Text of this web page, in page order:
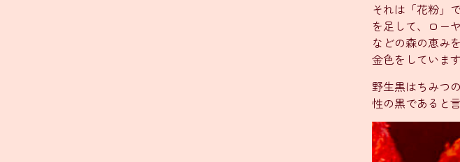
それは「花粉」
を足して、ロー
などの森の恵み
金色をしていま
野生黒はちみつ
性の黒であると